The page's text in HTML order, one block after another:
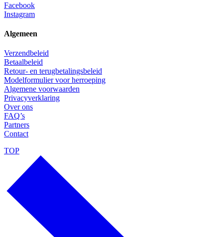
Facebook
Instagram
Algemeen
Verzendbeleid
Betaalbeleid
Retour- en terugbetalingsbeleid
Modelformulier voor herroeping
Algemene voorwaarden
Privacyverklaring
Over ons
FAQ’s
Partners
Contact
TOP